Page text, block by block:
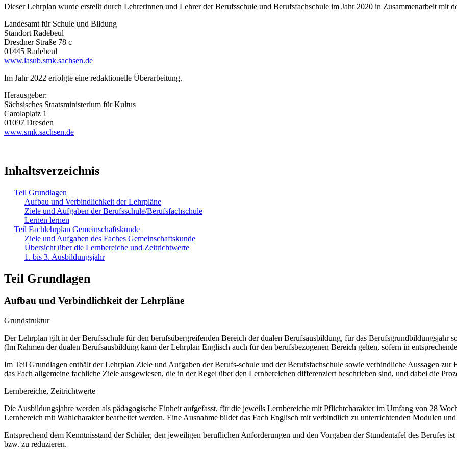
Dieser Lehrplan wurde erstellt durch Lehrerinnen und Lehrer der Berufsschule und Berufsfachschule im Jahr 2020 in Zusammenarbeit mit
Landesamt für Schule und Bildung
Standort Radebeul
Dresdner Straße 78 c
01445 Radebeul
www.lasub.smk.sachsen.de
Im Jahr 2022 erfolgte eine redaktionelle Überarbeitung.
Herausgeber:
Sächsisches Staatsministerium für Kultus
Carolaplatz 1
01097 Dresden
www.smk.sachsen.de
Inhaltsverzeichnis
Teil Grundlagen
Aufbau und Verbindlichkeit der Lehrpläne
Ziele und Aufgaben der Berufsschule/Berufsfachschule
Lernen lernen
Teil Fachlehrplan Gemeinschaftskunde
Ziele und Aufgaben des Faches Gemeinschaftskunde
Übersicht über die Lernbereiche und Zeitrichtwerte
1. bis 3. Ausbildungsjahr
Teil Grundlagen
Aufbau und Verbindlichkeit der Lehrpläne
Grundstruktur
Der Lehrplan gilt in der Berufsschule für den berufsübergreifenden Bereich der dualen Berufsausbildung, für das Berufsgrundbildungsjahr
(Im Rahmen der dualen Berufsausbildung kann der Lehrplan Englisch auch für den berufsbezogenen Bereich gelten, sofern in
Im Teil Grundlagen enthält der Lehrplan Ziele und Aufgaben der Berufs-schule und der Berufsfachschule sowie verbindliche Aussagen
das Fach allgemeine fachliche Ziele ausgewiesen, die in der Regel über den Lernbereichen differenziert beschrieben sind, und dabei die
Lernbereiche, Zeitrichtwerte
Die Ausbildungsjahre werden als pädagogische Einheit aufgefasst, für die jeweils Lernbereiche mit Pflichtcharakter im Umfang von 28
Lernbereich mit Wahlcharakter bearbeitet werden. Eine Ausnahme bildet das Fach Englisch mit verbindlich zu unterrichtenden Modulen
Entsprechend dem Kenntnisstand der Schüler, den jeweiligen beruflichen Anforderungen und den Vorgaben der Stundentafel des Berufes
bzw. zu reduzieren.